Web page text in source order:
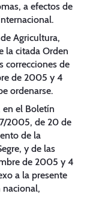
a efectos de
Agricultura,
la citada Orden
correcciones de
de 2005 y 4
ordenarse.
en el Boletín
2005, de 20 de
de la
y de las
de 2005 y 4
a la presente
nacional,